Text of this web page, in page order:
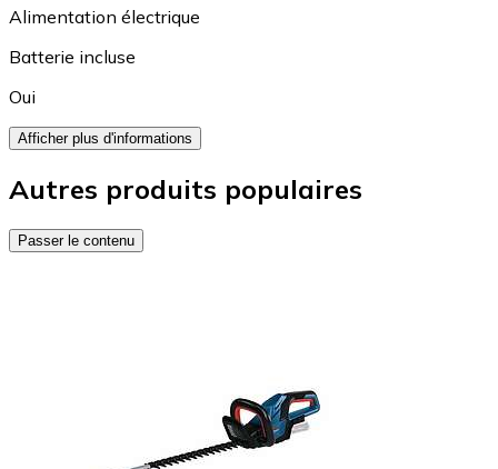
Alimentation électrique
Batterie incluse
Oui
Afficher plus d'informations
Autres produits populaires
Passer le contenu